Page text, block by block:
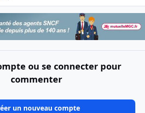
ou se connecter pour
commenter
un nouveau compte